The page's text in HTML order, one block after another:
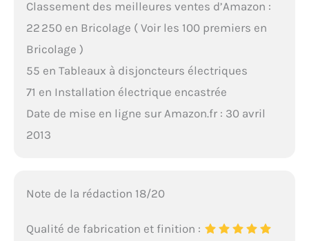
Classement des meilleures ventes d’Amazon :
22 250 en Bricolage ( Voir les 100 premiers en
Bricolage )
55 en Tableaux à disjoncteurs électriques
71 en Installation électrique encastrée
Date de mise en ligne sur Amazon.fr : 30 avril
2013
Note de la rédaction 18/20
Qualité de fabrication et finition :